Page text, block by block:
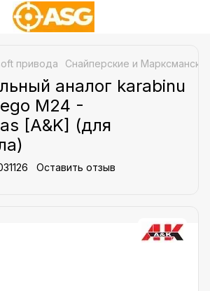
привода Снайперские и
аналог karabinu
M24 -
[A&K] (для
Оставить отзыв